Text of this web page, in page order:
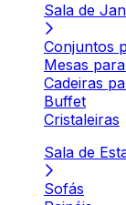
Sala de
Conjuntos
Mesas
Cadeiras
Buffet
Cristaleiras
Sala de
Sofás